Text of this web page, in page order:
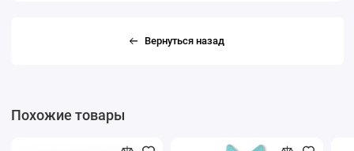
Вернуться назад
Похожие товары